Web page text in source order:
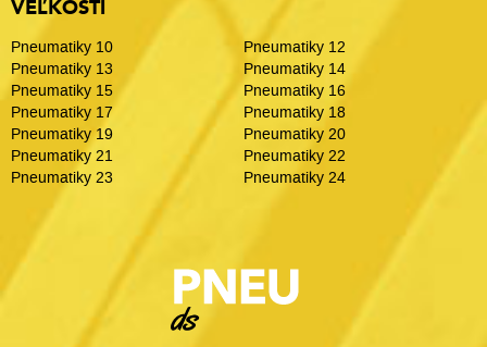
VEĽKOSTI
Pneumatiky 10
Pneumatiky 12
Pneumatiky 13
Pneumatiky 14
Pneumatiky 15
Pneumatiky 16
Pneumatiky 17
Pneumatiky 18
Pneumatiky 19
Pneumatiky 20
Pneumatiky 21
Pneumatiky 22
Pneumatiky 23
Pneumatiky 24